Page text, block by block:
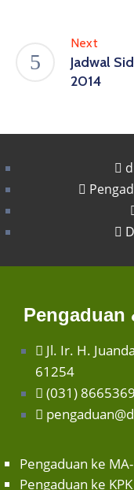
Next
Jadwal
2014
Pengaduan
Jl. Ir. H.
61254
(031) 8665369
Pengaduan ke
Pengaduan ke